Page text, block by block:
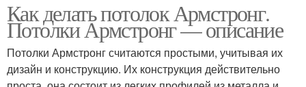
Как делать потолок Армстронг.
Потолки Армстронг — описание
Потолки Армстронг считаются простыми, учитывая их
дизайн и конструкцию. Их конструкция действительно